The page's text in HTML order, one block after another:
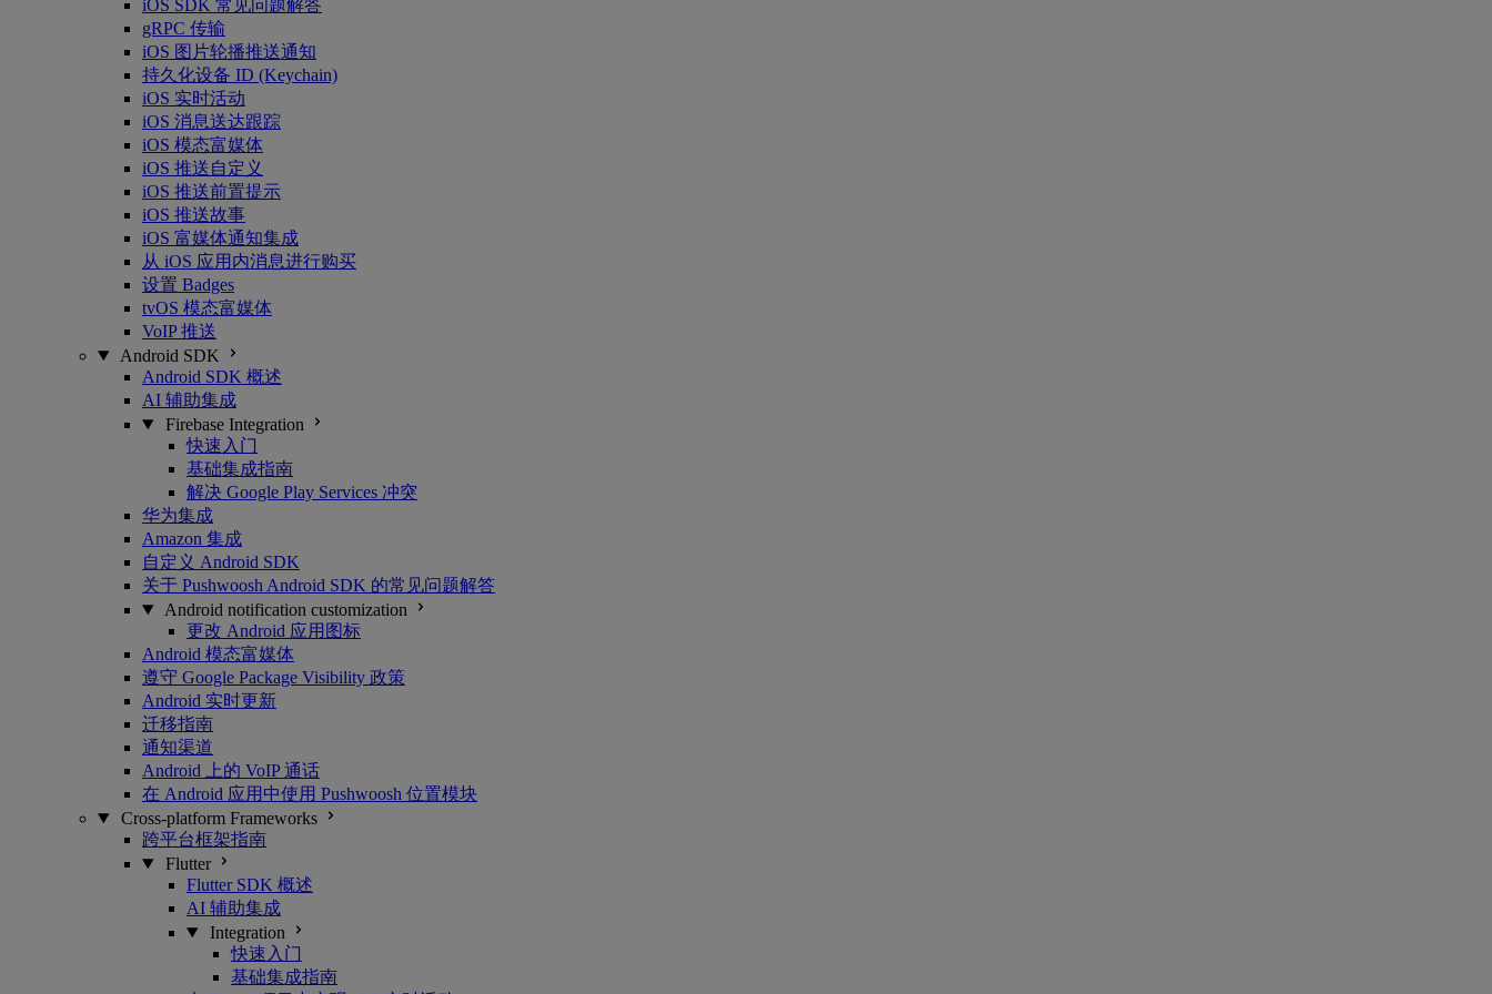
iOS SDK 常见问题解答
gRPC 传输
iOS 图片轮播推送通知
持久化设备 ID (Keychain)
iOS 实时活动
iOS 消息送达跟踪
iOS 模态富媒体
iOS 推送自定义
iOS 推送前置提示
iOS 推送故事
iOS 富媒体通知集成
从 iOS 应用内消息进行购买
设置 Badges
tvOS 模态富媒体
VoIP 推送
Android SDK
Android SDK 概述
AI 辅助集成
Firebase Integration
快速入门
基础集成指南
解决 Google Play Services 冲突
华为集成
Amazon 集成
自定义 Android SDK
关于 Pushwoosh Android SDK 的常见问题解答
Android notification customization
更改 Android 应用图标
Android 模态富媒体
遵守 Google Package Visibility 政策
Android 实时更新
迁移指南
通知渠道
Android 上的 VoIP 通话
在 Android 应用中使用 Pushwoosh 位置模块
Cross-platform Frameworks
跨平台框架指南
Flutter
Flutter SDK 概述
AI 辅助集成
Integration
快速入门
基础集成指南